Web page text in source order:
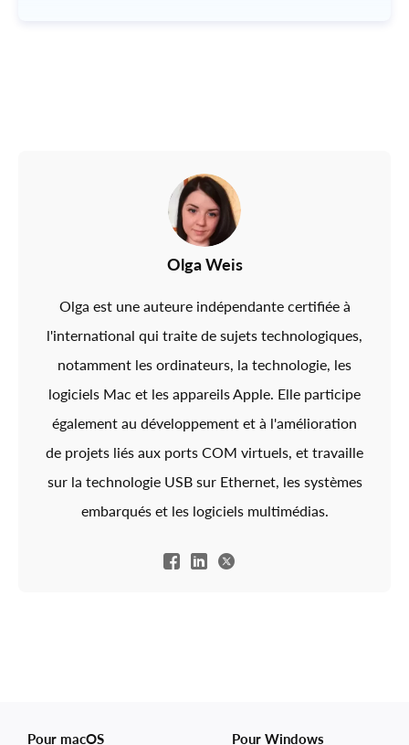
Olga Weis
Olga est une auteure indépendante certifiée à
l'international qui traite de sujets technologiques,
notamment les ordinateurs, la technologie, les
logiciels Mac et les appareils Apple. Elle participe
également au développement et à l'amélioration
de projets liés aux ports COM virtuels, et travaille
sur la technologie USB sur Ethernet, les systèmes
embarqués et les logiciels multimédias.
Pour macOS Pour Windows